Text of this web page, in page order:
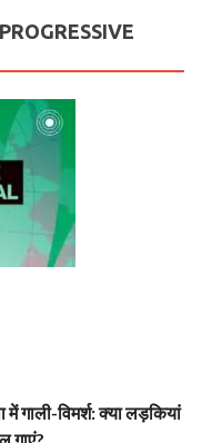
में गाली-विमर्श: क्या लड़कियां